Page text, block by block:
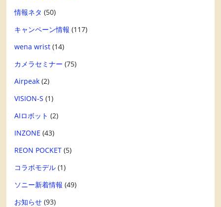
情報ネタ (50)
キャンペーン情報 (117)
wena wrist (14)
カメラセミナー (75)
Airpeak (2)
VISION-S (1)
AIロボット (2)
INZONE (43)
REON POCKET (5)
コラボモデル (1)
ソニー新着情報 (49)
お知らせ (93)